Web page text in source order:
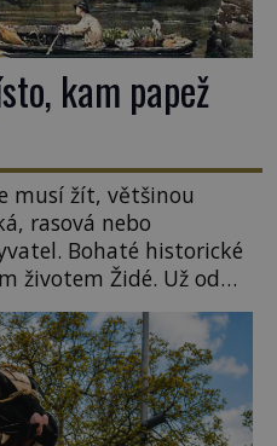
kam papež
musí žít, většinou
rasová nebo
Bohaté historické
životem Židé. Už od
chvíli nuceni v
patří i římské
Pokud jde o vztah
chlubit. […]